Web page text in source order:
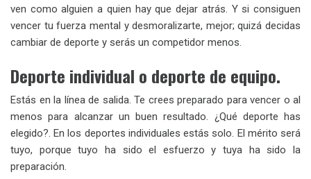
ven como alguien a quien hay que dejar atrás. Y si consiguen
vencer tu fuerza mental y desmoralizarte, mejor; quizá decidas
cambiar de deporte y serás un competidor menos.
Deporte individual o deporte de equipo.
Estás en la línea de salida. Te crees preparado para vencer o al
menos para alcanzar un buen resultado. ¿Qué deporte has
elegido?. En los deportes individuales estás solo. El mérito será
tuyo, porque tuyo ha sido el esfuerzo y tuya ha sido la
preparación.